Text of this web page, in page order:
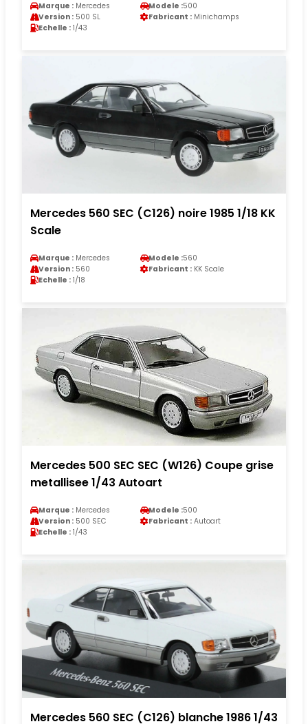
Marque : Mercedes Modele :500
Version : 500 SL Fabricant : Minichamps
Echelle : 1/43
Mercedes 560 SEC (C126) noire 1985 1/18 KK
Scale
Marque : Mercedes Modele :560
Version : 560 Fabricant : KK Scale
Echelle : 1/18
Mercedes 500 SEC SEC (W126) Coupe grise
metallisee 1/43 Autoart
Marque : Mercedes Modele :500
Version : 500 SEC Fabricant : Autoart
Echelle : 1/43
Mercedes 560 SEC (C126) blanche 1986 1/43